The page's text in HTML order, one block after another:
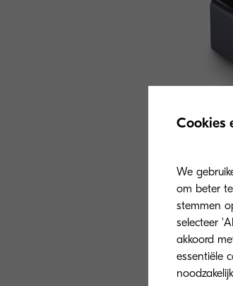
Cookies
We
om beter
stemmen
selecteer
akkoord
essentiële